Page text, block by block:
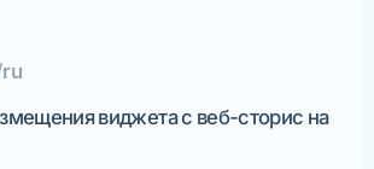
виджета с веб-сторис на